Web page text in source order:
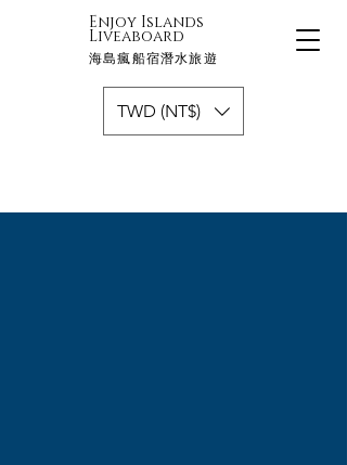
Enjoy Islands
Liveaboard
海島瘋船宿潛水旅遊
TWD (NT$)